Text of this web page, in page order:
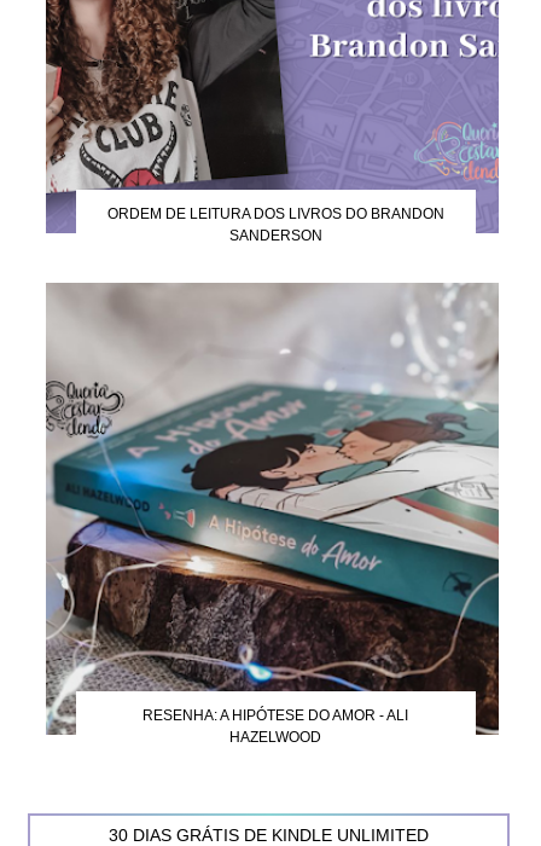
ORDEM DE LEITURA DOS LIVROS DO BRANDON
SANDERSON
RESENHA: A HIPÓTESE DO AMOR - ALI
HAZELWOOD
30 DIAS GRÁTIS DE KINDLE UNLIMITED